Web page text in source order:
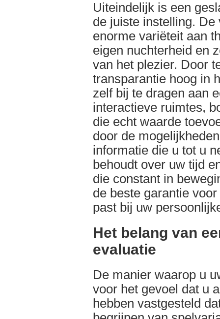
Uiteindelijk is een
de juiste instelling.
enorme variëteit aan
eigen nuchterheid en
van het plezier. Door
transparantie hoog in
zelf bij te dragen aan
interactieve ruimtes,
die echt waarde
door de
informatie die u tot u
behoudt over uw tijd
die constant in
de beste garantie
past bij uw
Het belang van
evaluatie
De manier waarop u
voor het gevoel dat u
hebben vastgesteld